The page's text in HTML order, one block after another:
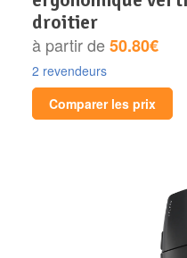
droitier
à partir de50.80€
2 revendeurs
Comparer les prix